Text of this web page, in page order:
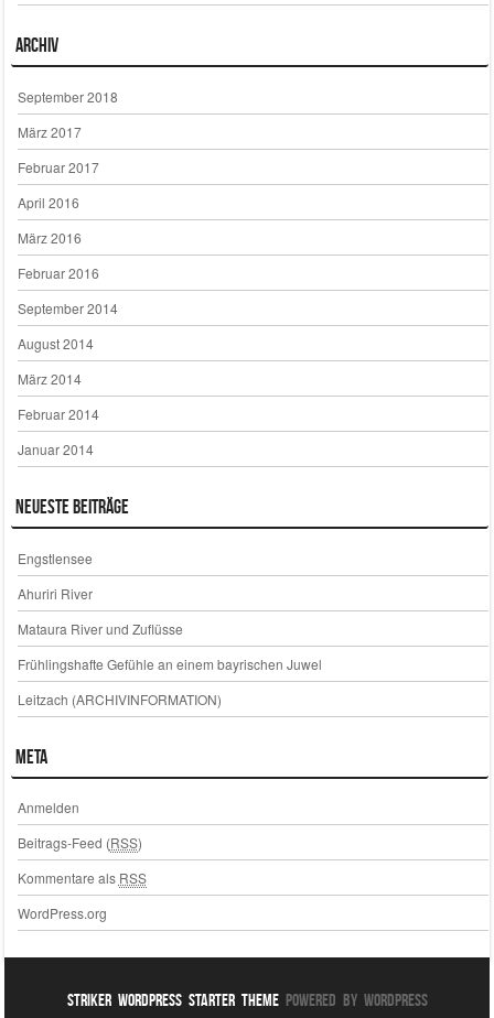
Archiv
September 2018
März 2017
Februar 2017
April 2016
März 2016
Februar 2016
September 2014
August 2014
März 2014
Februar 2014
Januar 2014
Neueste Beiträge
Engstlensee
Ahuriri River
Mataura River und Zuflüsse
Frühlingshafte Gefühle an einem bayrischen Juwel
Leitzach (ARCHIVINFORMATION)
Meta
Anmelden
Beitrags-Feed (RSS)
Kommentare als RSS
WordPress.org
Striker WordPress Starter ThemePowered By WordPress